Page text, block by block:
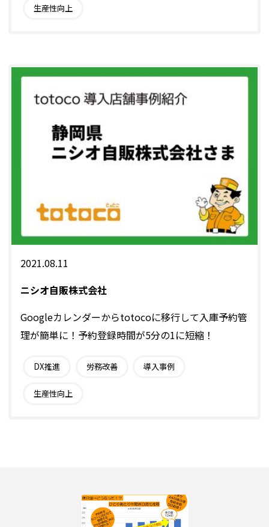
生産性向上
2021.08.11
ニシオ自販株式会社
Googleカレンダーからtotocoに移行して入庫予約管
理が簡単に！予約登録時間が5分の1に短縮！
DX推進 労務改善 導入事例
生産性向上